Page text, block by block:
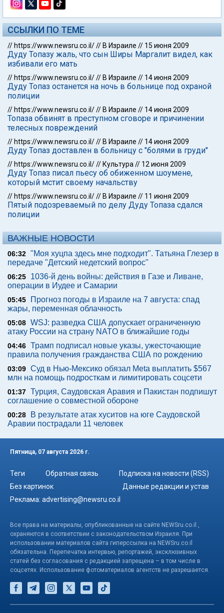
ССЫЛКИ ПО ТЕМЕ
// https://www.newsru.co.il/// В Израиле // 15 июня 2009
Дуду Топазу жаль, что сын Ширы Маргалит видел, как
избивали его мать
// https://www.newsru.co.il/// В Израиле // 14 июня 2009
Дуду Топаз останется на ночь в больнице под охраной
полиции
// https://www.newsru.co.il/// В Израиле // 14 июня 2009
Топаза обвинят в преступном сговоре и причинении
телесных повреждений
// https://www.newsru.co.il/// В Израиле // 14 июня 2009
Дуду Топаз доставлен в больницу с "болями в груди"
// https://www.newsru.co.il/// Культура // 12 июня 2009
Дуду Топаз писал пьесу об обиженном шоумене,
который мстит своему начальству
// https://www.newsru.co.il/// В Израиле // 11 июня 2009
Пятый подозреваемый по делу Дуду Топаза сдался
полиции
ВАЖНЫЕ НОВОСТИ
06:32 "Моя хуцпа здесь мне подходит". Татьяна Глезер в
передаче "Детский недетский вопрос"
06:25
1036-й день войны: действия в Газе и Ливане,
операции в Иудее и Самарии
05:45
Прогноз погоды в Израиле на 7 августа: спад
жары, переменная облачность
05:08 WSJ: разведка США допускает ограниченную
атаку России на страну NATO в ближайшие годы
04:46 Трамп подписал новые указы, ужесточающие
правила получения гражданства США по рождению
03:09 Суд в Нью-Мексико обязал Meta выплатить $567
млн на помощь подросткам и лимитировать соцсети
01:37 Турция, Саудовская Аравия и Пакистан подпишут
соглашение о совместной обороне
00:28
В результате атак хуситов на юге Саудовской
Аравии пострадали 11 человек
Пятница, 07 августа 2026 г.
Теги Обратная связь
Подписка на новости (RSS)
Без картинок
Данные редакции и устав
Реклама: advertising@newsru.co.il
Все права на материалы, опубликованные на сайте NEWSru.co.il ,
охраняются в соответствии с законодательством Израиля. При
использовании материалов сайта гиперссылка на NEWSru.co.il
обязательна. Перепечатка интервью, репортажей, эксклюзивных
статей без согласования с редакцией запрещена – в том числе в
соцсетях. Использование фотоматериалов агентств не разрешается.